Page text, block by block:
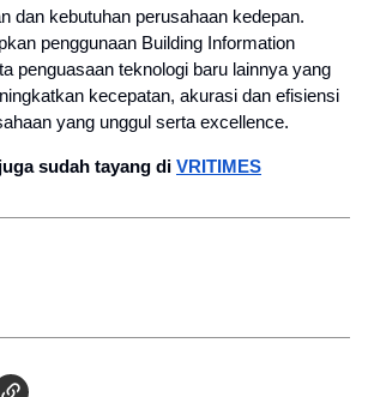
dan kebutuhan perusahaan kedepan.
penggunaan Building Information
penguasaan teknologi baru lainnya yang
kecepatan, akurasi dan efisiensi
yang unggul serta excellence.
sudah tayang di VRITIMES